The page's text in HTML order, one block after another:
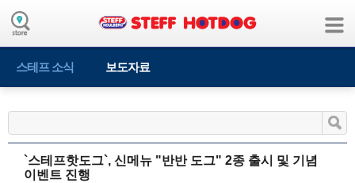
스테프 소식 보도자료
`스테프핫도그`, 신메뉴 "반반 도그" 2종 출시 및 기념
이벤트 진행